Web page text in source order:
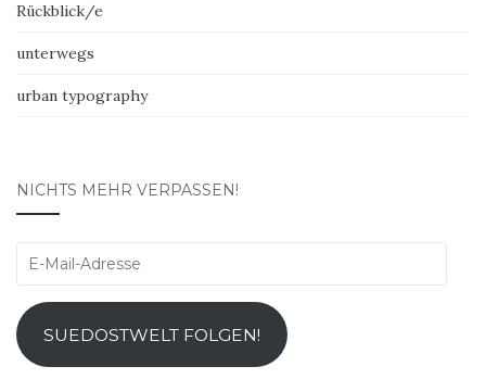
Rückblick/e
unterwegs
urban typography
NICHTS MEHR VERPASSEN!
E-
Adresse
SUEDOSTWELT FOLGEN!